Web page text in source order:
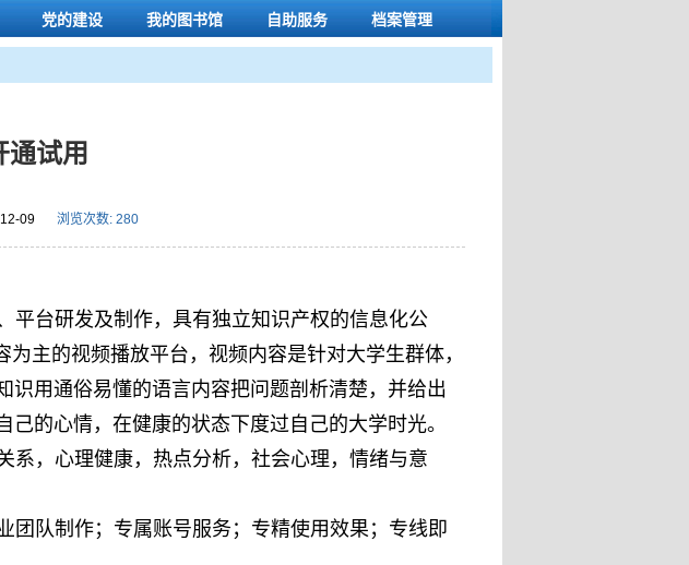
党的建设 我的图书馆 自助服务 档案管理
通试用
09 浏览次数: 280
平台研发及制作，具有独立知识产权的信息化公
主的视频播放平台，视频内容是针对大学生群体，
用通俗易懂的语言内容把问题剖析清楚，并给出
的心情，在健康的状态下度过自己的大学时光。
系，心理健康，热点分析，社会心理，情绪与意
团队制作；专属账号服务；专精使用效果；专线即